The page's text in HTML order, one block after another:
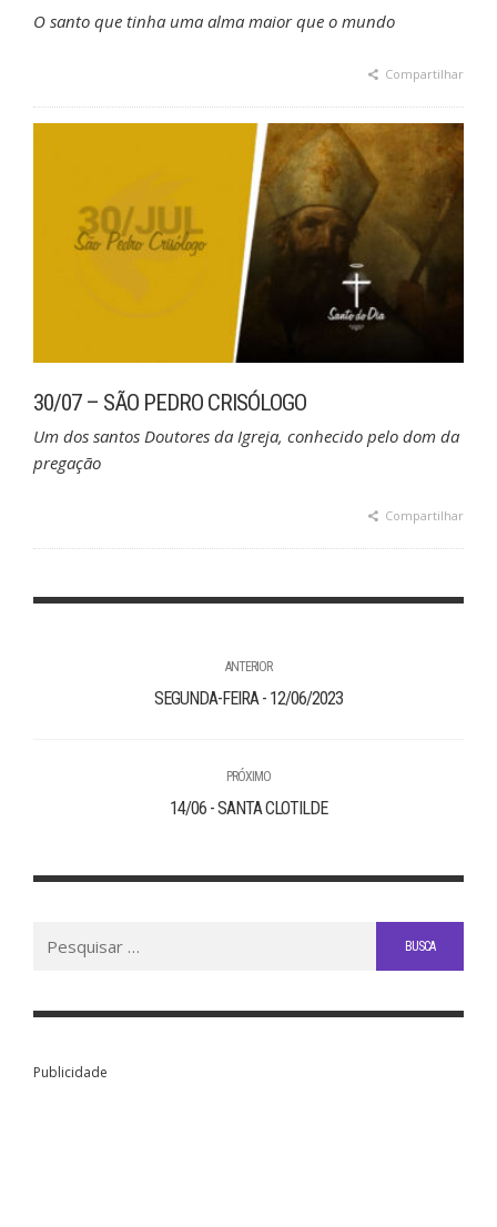
O santo que tinha uma alma maior que o mundo
Compartilhar
30/07 – SÃO PEDRO CRISÓLOGO
Um dos santos Doutores da Igreja, conhecido pelo dom da
pregação
Compartilhar
ANTERIOR
SEGUNDA-FEIRA - 12/06/2023
PRÓXIMO
14/06 - SANTA CLOTILDE
Publicidade